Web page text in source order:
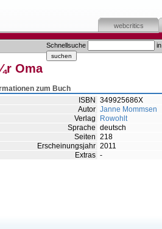
webcritics
Schnellsuche in
Oma
zum Buch
ISBN
349925686X
Autor Janne Mommsen
Verlag
Rowohlt
Sprache deutsch
Seiten 218
Erscheinungsjahr 2011
Extras -